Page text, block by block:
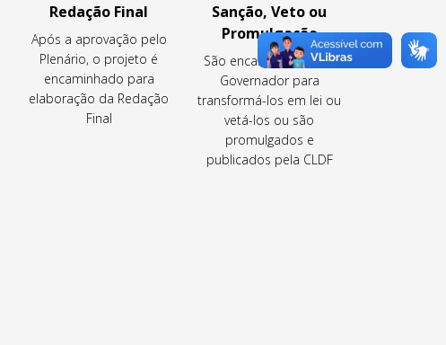
Redação Final
Após a aprovação pelo
Plenário, o projeto é
encaminhado para
elaboração da Redação
Final
Sanção, Veto ou
Promulgação
São encaminhados ao
Governador para
transformá-los em lei ou
vetá-los ou são
promulgados e
publicados pela CLDF